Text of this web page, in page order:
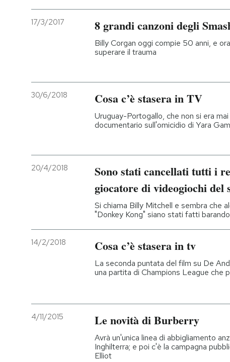
17/3/2017 8 grandi canzoni degli
Billy Corgan oggi compie 50 anni, e
superare il trauma
30/6/2018 Cosa c’è stasera in TV
Uruguay-Portogallo, che non si era
documentario sull'omicidio di Yara
20/4/2018
Sono stati cancellati tutti i
giocatore di videogiochi del
Si chiama Billy Mitchell e sembra che
"Donkey Kong" siano stati fatti barando
14/2/2018 Cosa c’è stasera in tv
La seconda puntata del film su De
una partita di Champions League che
4/11/2015 Le novità di Burberry
Avrà un'unica linea di abbigliamento
Inghilterra; e poi c'è la campagna
Elliot